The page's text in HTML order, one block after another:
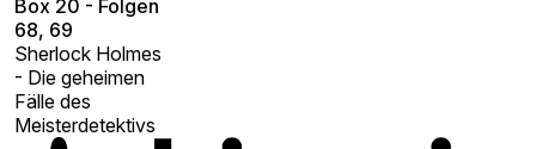
Box 20 - Folgen
68, 69
Sherlock Holmes
- Die geheimen
Fälle des
Meisterdetektivs